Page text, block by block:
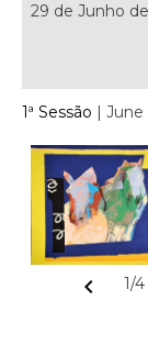
29 de Junho
1ª Sessão | June
chevron_left 1/4